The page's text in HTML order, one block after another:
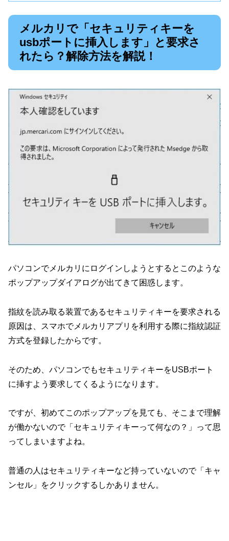
メルカリで「セキュリティキーを
usbポートに挿入します」と要求さ
れたら？解除方法を解説！
パソコンでメルカリにログインしようとするとこのような
ポップアップダイアログが出てきて困惑します。
指紋を読み取る装置であるセキュリティキーを要求される
原因は、スマホでメルカリアプリを利用する際に指紋認証
方式を登録したからです。
そのため、パソコンでもセキュリティキーをUSBポート
に挿すよう要求してくるようになります。
ですが、初めてこのポップアップを見ても、そこまで理解
が働かないので「セキュリティキーって何なの？」って思
ってしまいますよね。
普通の人はセキュリティキーなど持っていないので「キャ
ンセル」をクリックするしかありません。